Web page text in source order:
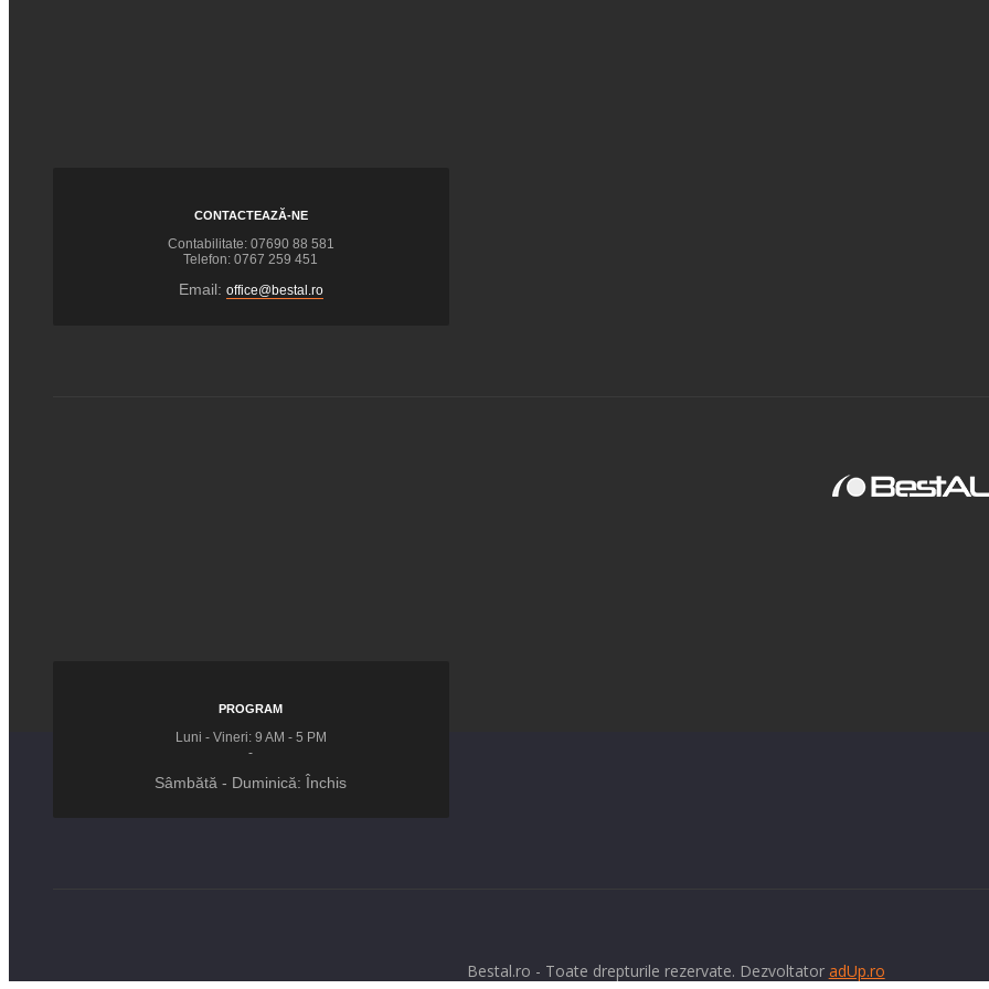
CONTACTEAZĂ-NE
Contabilitate: 07690 88 581
Telefon: 0767 259 451
Email: office@bestal.ro
PROGRAM
Luni - Vineri: 9 AM - 5 PM
-
Sâmbătă - Duminică: Închis
Bestal.ro - Toate drepturile rezervate. Dezvoltator adUp.ro